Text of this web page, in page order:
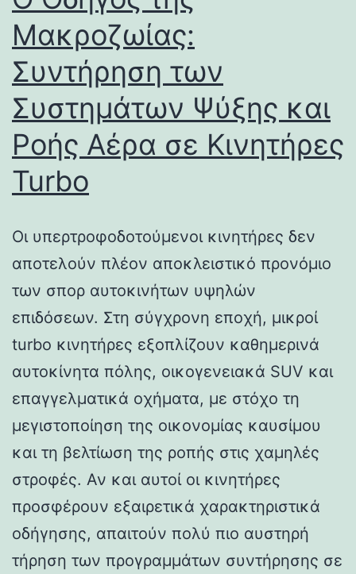
Μακροζωίας:
Συντήρηση των
Συστημάτων Ψύξης και
Ροής Αέρα σε Κινητήρες
Turbo
Οι υπερτροφοδοτούμενοι κινητήρες δεν
αποτελούν πλέον αποκλειστικό προνόμιο
των σπορ αυτοκινήτων υψηλών
επιδόσεων. Στη σύγχρονη εποχή, μικροί
turbo κινητήρες εξοπλίζουν καθημερινά
αυτοκίνητα πόλης, οικογενειακά SUV και
επαγγελματικά οχήματα, με στόχο τη
μεγιστοποίηση της οικονομίας καυσίμου
και τη βελτίωση της ροπής στις χαμηλές
στροφές. Αν και αυτοί οι κινητήρες
προσφέρουν εξαιρετικά χαρακτηριστικά
οδήγησης, απαιτούν πολύ πιο αυστηρή
τήρηση των προγραμμάτων συντήρησης σε